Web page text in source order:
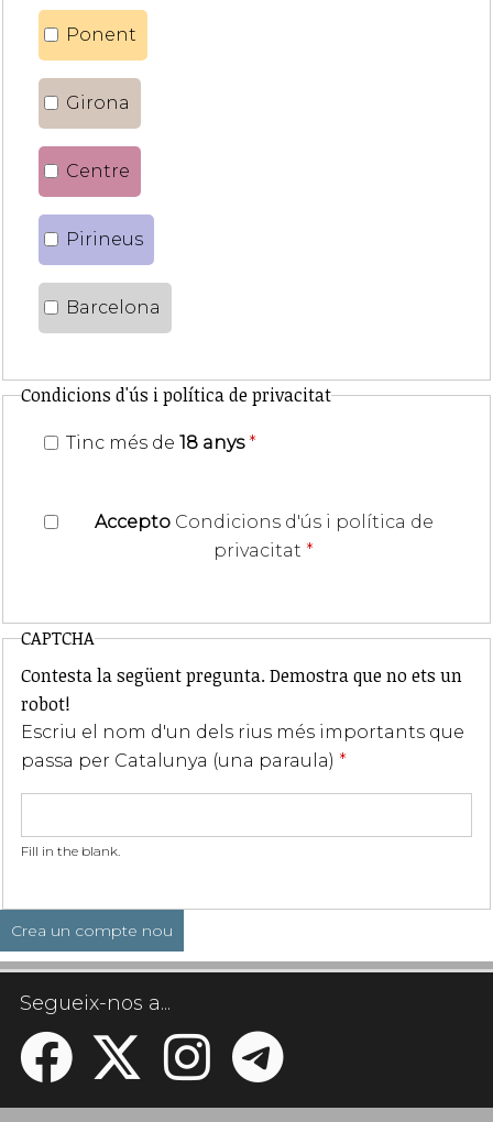
Ponent
Girona
Centre
Pirineus
Barcelona
Condicions d'ús i política de privacitat
Tinc més de 18 anys *
Accepto Condicions d'ús i política de
privacitat *
CAPTCHA
Contesta la següent pregunta. Demostra que no ets un
robot!
Escriu el nom d'un dels rius més importants que
passa per Catalunya (una paraula) *
Fill in the blank.
Segueix-nos a...